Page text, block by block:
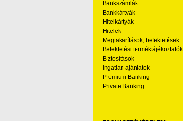
Bankszámlák
Bankkártyák
Hitelkártyák
Hitelek
Megtakarítások, befektetések
Befektetési terméktájékoztatók
Biztosítások
Ingatlan ajánlatok
Premium Banking
Private Banking